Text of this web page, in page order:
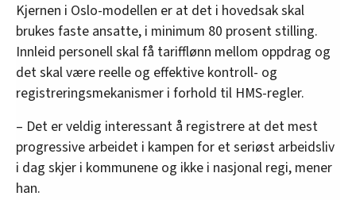
Kjernen i Oslo-modellen er at det i hovedsak skal
brukes faste ansatte, i minimum 80 prosent stilling.
Innleid personell skal få tarifflønn mellom oppdrag og
det skal være reelle og effektive kontroll- og
registreringsmekanismer i forhold til HMS-regler.
– Det er veldig interessant å registrere at det mest
progressive arbeidet i kampen for et seriøst arbeidsliv
i dag skjer i kommunene og ikke i nasjonal regi, mener
han.